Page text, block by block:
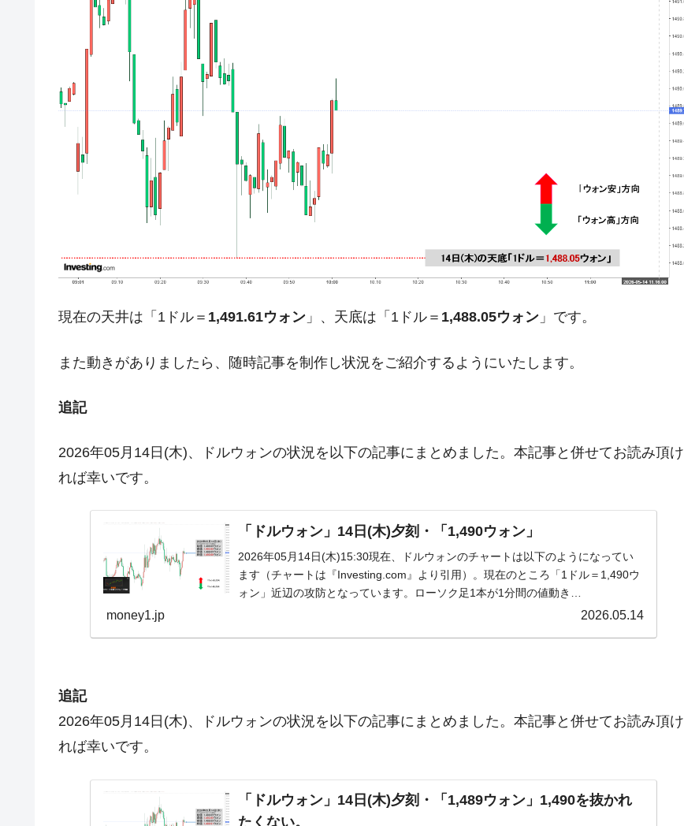
『Money1』 韓国化学企業最大手『ロッテケミカル』純借入金が約8兆。信用格付け「ネガティブ」にダウン
韓国株式市場･暗黒の火曜日。サーキットブレイカーも発動！ 半導体2銘柄の暴落
日本の誇る海洋資源調査船『白嶺』は先進技術の塊！
Fact1 夏の甲子園、優勝校を最も多く輩出している都道府県とは？
Fact1 今話題の「楽天ライオンズ」とは？
Fact1 奇跡の毛色「白毛馬」とは？
全て勝つといくら？ 競馬GI競走で勝利騎手がもらえる賞金とは？
平成仮面ライダーの意外すぎるモチーフとは？
Fact1 日本人マスターズ挑戦の歴史。松山以前に最高位だった選手とは？
現在の天井は「1ドル＝ 1,491.61ウォン 」、天底は「1ドル＝ 1,488.05ウォン 」です。
また動きがありましたら、随時記事を制作し状況をご紹介するようにいたします。
追記
2026年05月14日(木)、ドルウォンの状況を以下の記事にまとめました。本記事と併せてお読み頂け
れば幸いです。
「ドルウォン」14日(木)夕刻・「1,490ウォン」
2026年05月14日(木)15:30現在、ドルウォンのチャートは以下のようになってい
ます（チャートは『Investing.com』より引用）。現在のところ「1ドル＝1,490ウ
ォン」近辺の攻防となっています。ローソク足1本が1分間の値動き…
money1.jp 2026.05.14
追記
2026年05月14日(木)、ドルウォンの状況を以下の記事にまとめました。本記事と併せてお読み頂け
れば幸いです。
「ドルウォン」14日(木)夕刻・「1,489ウォン」1,490を抜かれ
たくない。